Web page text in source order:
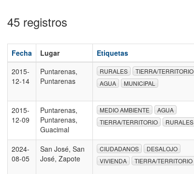
45 registros
Fecha Lugar Etiquetas
2015-
12-14
Puntarenas,
Puntarenas
RURALES
TIERRA/TERRITORIO
AGUA
MUNICIPAL
2015-
12-09
Puntarenas,
Puntarenas,
Guacimal
MEDIO AMBIENTE
AGUA
TIERRA/TERRITORIO
RURALES
2024-
08-05
San José, San
José, Zapote
CIUDADANOS
DESALOJO
VIVIENDA
TIERRA/TERRITORIO